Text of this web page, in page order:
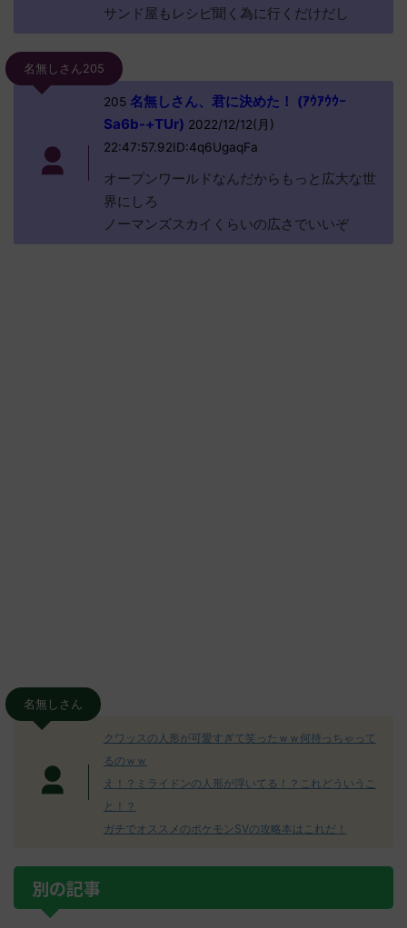
サンド屋もレシピ聞く為に行くだけだし
名無しさん205
205名無しさん、君に決めた！ (ｱｳｱｳｳｰ
Sa6b-+TUr) 2022/12/12(月)
22:47:57.92ID:4q6UgaqFa
オープンワールドなんだからもっと広大な世
界にしろ
ノーマンズスカイくらいの広さでいいぞ
名無しさん
クワッスの人形が可愛すぎて笑ったｗｗ何持っちゃって
るのｗｗ
え！？ミライドンの人形が浮いてる！？これどういうこ
と！？
ガチでオススメのポケモンSVの攻略本はこれだ！
別の記事